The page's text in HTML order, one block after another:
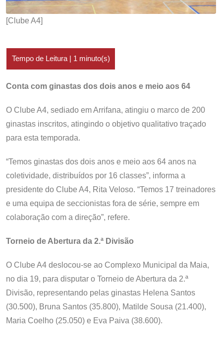
[Clube A4]
Conta com ginastas dos dois anos e meio aos 64
O Clube A4, sediado em Arrifana, atingiu o marco de 200
ginastas inscritos, atingindo o objetivo qualitativo traçado
para esta temporada.
“Temos ginastas dos dois anos e meio aos 64 anos na
coletividade, distribuídos por 16 classes”, informa a
presidente do Clube A4, Rita Veloso. “Temos 17 treinadores
e uma equipa de seccionistas fora de série, sempre em
colaboração com a direção”, refere.
Torneio de Abertura da 2.ª Divisão
O Clube A4 deslocou-se ao Complexo Municipal da Maia,
no dia 19, para disputar o Torneio de Abertura da 2.ª
Divisão, representando pelas ginastas Helena Santos
(30.500), Bruna Santos (35.800), Matilde Sousa (21.400),
Maria Coelho (25.050) e Eva Paiva (38.600).